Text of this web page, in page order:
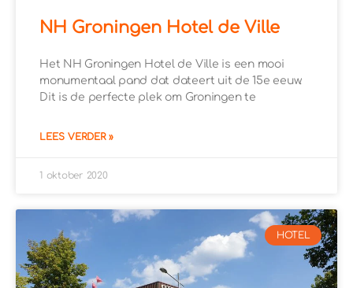
NH Groningen Hotel de Ville
Het NH Groningen Hotel de Ville is een mooi
monumentaal pand dat dateert uit de 15e eeuw.
Dit is de perfecte plek om Groningen te
LEES VERDER »
1 oktober 2020
HOTEL